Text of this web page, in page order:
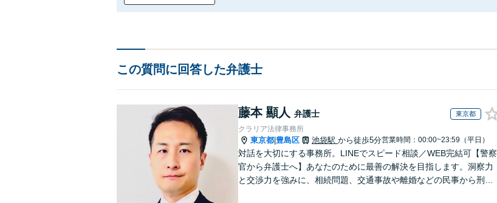
この質問に回答した弁護士
藤本 顯人 弁護士 東京都
クラリア法律事務所
東京都 豊島区 池袋駅 から徒歩5分営業時間：00:00~23:59（平日）
対話を大切にする事務所。LINEでスピード相談／WEB完結可【警察
官から弁護士へ】あなたのために最善の解決を目指します。洞察力
と交渉力を強みに、相続問題、交通事故や離婚などの民事から刑事